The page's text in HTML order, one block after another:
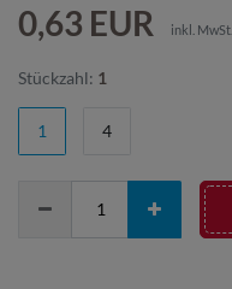
0,63 EUR inkl. MwSt.
Stückzahl: 1
1 4